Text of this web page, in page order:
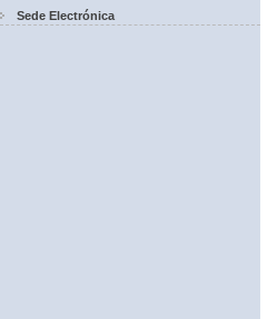
Sede Electrónica